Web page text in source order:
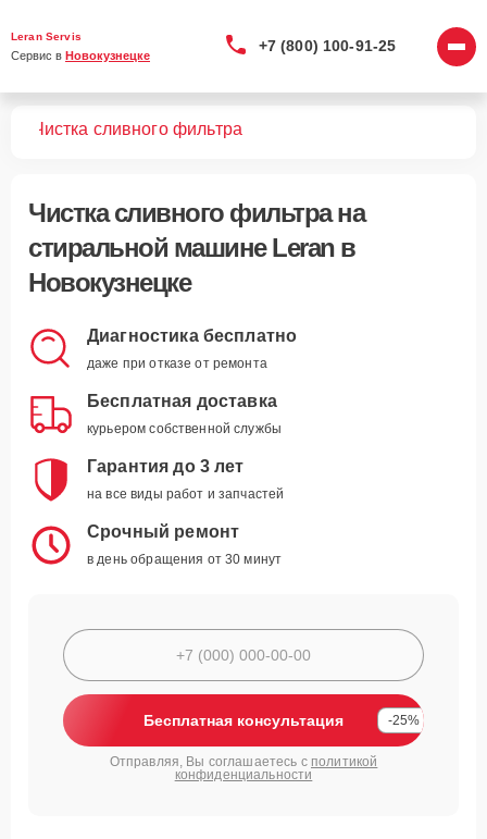
Leran Servis
Сервис в Новокузнецке
+7 (800) 100-91-25
Чистка сливного фильтра
Чистка сливного фильтрана
стиральной машине Leran в
Новокузнецке
Диагностика бесплатно
даже при отказе от ремонта
Бесплатная доставка
курьером собственной службы
Гарантия до 3 лет
на все виды работ и запчастей
Срочный ремонт
в день обращения от 30 минут
Бесплатная консультация -25%
Отправляя, Вы соглашаетесь с политикой
конфиденциальности